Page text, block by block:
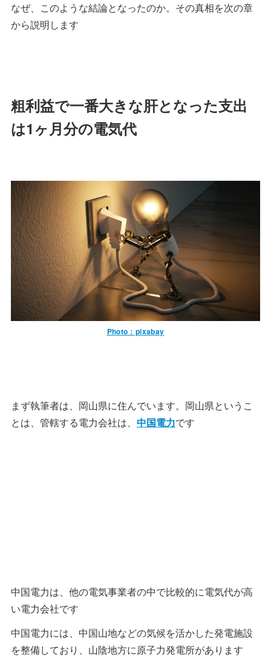
なぜ、このような結論となったのか。その真相を次の章
から説明します
粗利益で一番大きな肝となった支出
は1ヶ月分の電気代
Photo：pixabay
まず執筆者は、岡山県に住んでいます。岡山県というこ
とは、管轄する電力会社は、 中国電力です
中国電力は、他の電気事業者の中で比較的に電気代が高
い電力会社です
中国電力には、中国山地などの気候を活かした発電施設
を整備しており、山陰地方に原子力発電所があります